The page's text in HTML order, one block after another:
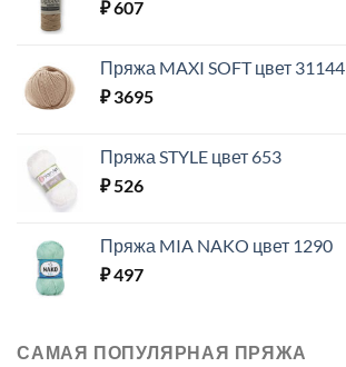
₽607
Пряжа MAXI SOFT цвет 31144
₽3695
Пряжа STYLE цвет 653
₽526
Пряжа MIA NAKO цвет 1290
₽497
САМАЯ ПОПУЛЯРНАЯ ПРЯЖА